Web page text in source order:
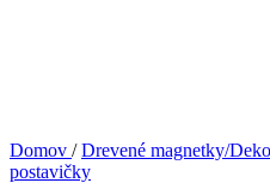
Domov / Drevené magnetky/
postavičky